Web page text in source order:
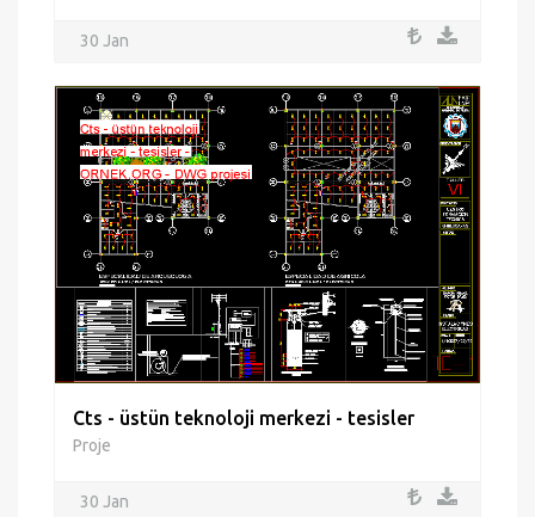
30 Jan
Cts - üstün teknoloji merkezi - tesisler
Proje
30 Jan